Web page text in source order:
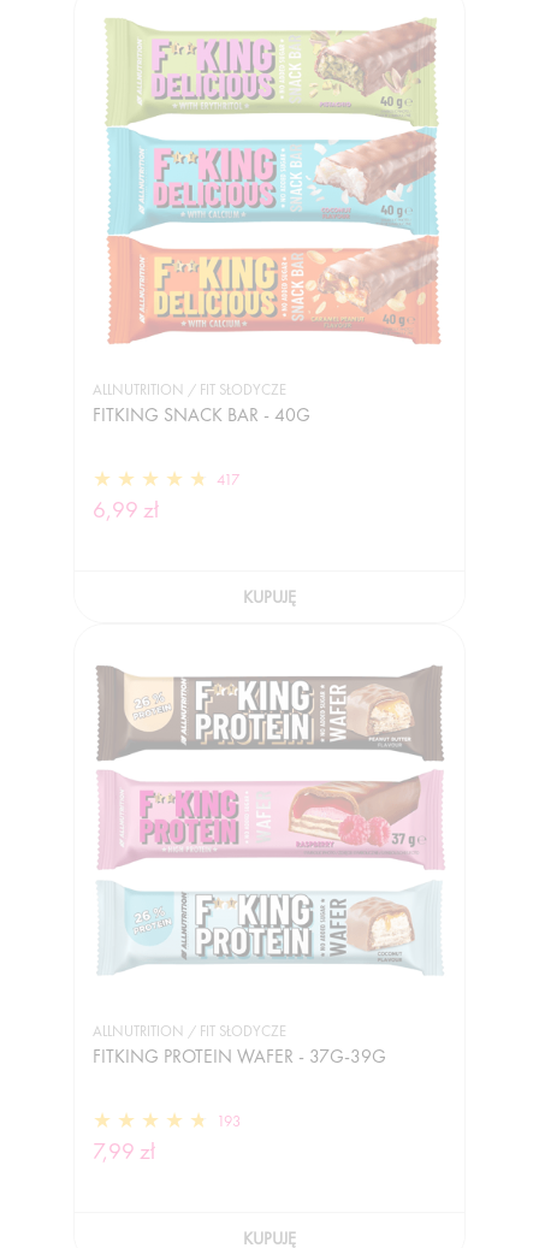
ALLNUTRITION / FIT SŁODYCZE
FITKING SNACK BAR - 40G
417
6,99 zł
KUPUJĘ
ALLNUTRITION / FIT SŁODYCZE
FITKING PROTEIN WAFER - 37G-39G
193
7,99 zł
KUPUJĘ